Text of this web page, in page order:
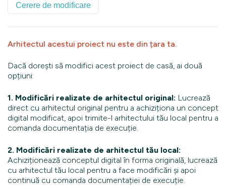
Cerere de modificare
Arhitectul acestui proiect nu este din țara ta.
Dacă dorești să modifici acest proiect de casă, ai două
opțiuni:
1. Modificări realizate de arhitectul original: Lucrează
direct cu arhitectul original pentru a achiziționa un concept
digital modificat, apoi trimite-l arhitectului tău local pentru a
comanda documentația de execuție.
2. Modificări realizate de arhitectul tău local:
Achiziționează conceptul digital în forma originală, lucrează
cu arhitectul tău local pentru a face modificări și apoi
continuă cu comanda documentației de execuție.